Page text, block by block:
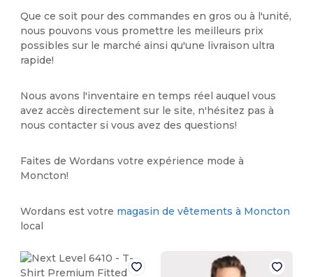
Que ce soit pour des commandes en gros ou à l'unité,
nous pouvons vous promettre les meilleurs prix
possibles sur le marché ainsi qu'une livraison ultra
rapide!
Nous avons l'inventaire en temps réel auquel vous
avez accès directement sur le site, n'hésitez pas à
nous contacter si vous avez des questions!
Faites de Wordans votre expérience mode à
Moncton!
Wordans est votre magasin de vêtements à Moncton
local